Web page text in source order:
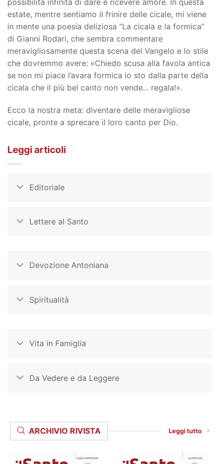
possibilità infinita di dare e ricevere amore. In questa
estate, mentre sentiamo il frinire delle cicale, mi viene
in mente una poesia deliziosa “La cicala e la formica”
di Gianni Rodari, che sembra commentare
meravigliosamente questa scena del Vangelo e lo stile
che dovremmo avere: «Chiedo scusa alla favola antica
se non mi piace l’avara formica io sto dalla parte della
cicala che il più bel canto non vende... regala!».
Ecco la nostra meta: diventare delle meravigliose
cicale, pronte a sprecare il loro canto per Dio.
Leggi articoli
Editoriale
Lettere al Santo
Devozione Antoniana
Spiritualità
Vita in Famiglia
Da Vedere e da Leggere
ARCHIVIO RIVISTA Leggi tutto